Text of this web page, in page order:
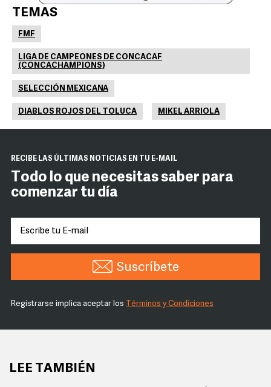
TEMAS
FMF
LIGA DE CAMPEONES DE CONCACAF
(CONCACHAMPIONS)
SELECCIÓN MEXICANA
DIABLOS ROJOS DEL TOLUCA MIKEL ARRIOLA
RECIBE LAS ÚLTIMAS NOTICIAS EN TU E-MAIL
Todo lo que necesitas saber para
comenzar tu día
Suscríbete
Registrarse implica aceptar los Términos y Condiciones
LEE TAMBIÉN